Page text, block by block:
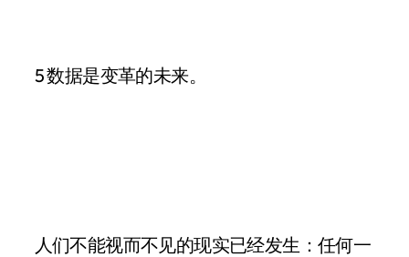
5 数据是变革的未来。
人们不能视而不见的现实已经发生：任何一